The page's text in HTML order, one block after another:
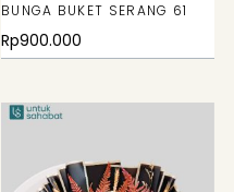
BUNGA BUKET SERANG 61
Rp900.000